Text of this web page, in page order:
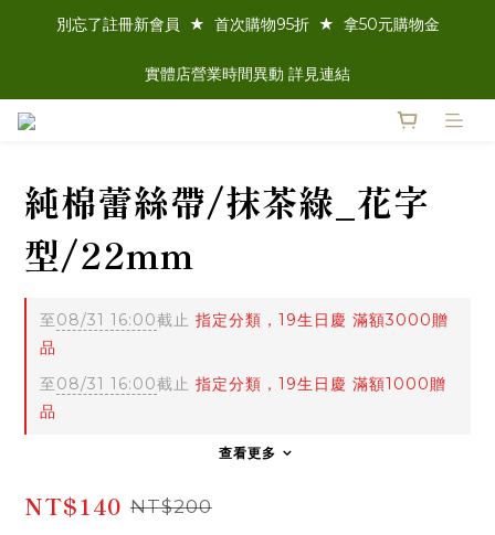
別忘了註冊新會員  ★  首次購物95折  ★  拿50元購物金
實體店營業時間異動 詳見連結
純棉蕾絲帶/抹茶綠_花字
型/22mm
至08/31 16:00截止 指定分類，19生日慶 滿額3000贈
品
至08/31 16:00截止 指定分類，19生日慶 滿額1000贈
品
查看更多
NT$140 NT$200